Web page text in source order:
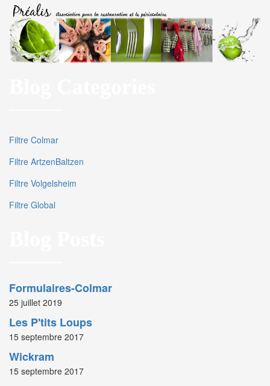
Filtre Colmar
Filtre ArtzenBaltzen
Filtre Volgelsheim
Filtre Global
Formulaires-Colmar
25 juillet 2019
Les P'tits Loups
15 septembre 2017
Wickram
15 septembre 2017